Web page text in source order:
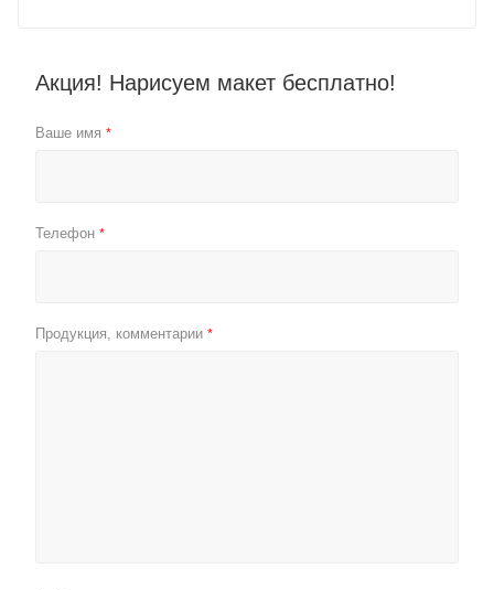
Акция! Нарисуем макет бесплатно!
Ваше имя *
Телефон *
Продукция, комментарии *